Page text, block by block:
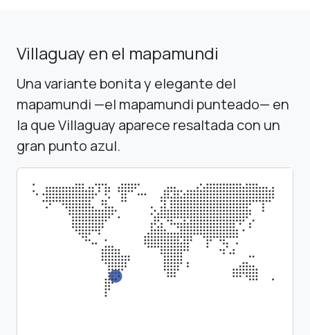
Villaguay en el mapamundi
Una variante bonita y elegante del
mapamundi —el mapamundi punteado— en
la que Villaguay aparece resaltada con un
gran punto azul.